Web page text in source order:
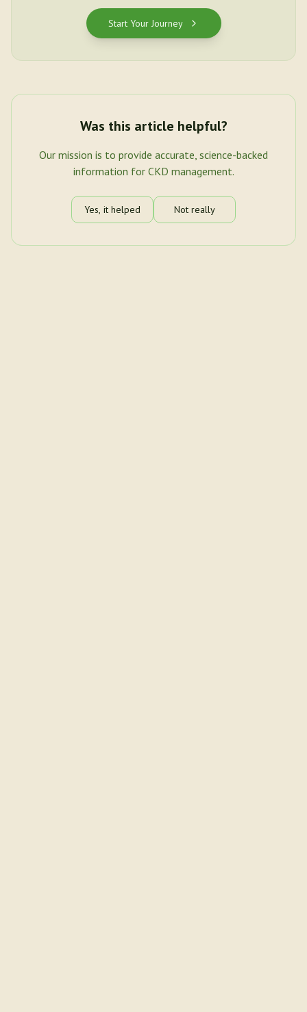
Start Your Journey
Was this article helpful?
Our mission is to provide accurate, science-backed
information for CKD management.
Yes, it helped Not really